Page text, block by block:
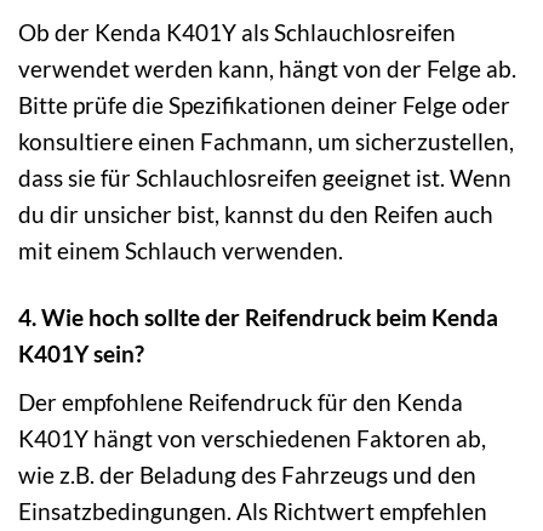
Ob der Kenda K401Y als Schlauchlosreifen
verwendet werden kann, hängt von der Felge ab.
Bitte prüfe die Spezifikationen deiner Felge oder
konsultiere einen Fachmann, um sicherzustellen,
dass sie für Schlauchlosreifen geeignet ist. Wenn
du dir unsicher bist, kannst du den Reifen auch
mit einem Schlauch verwenden.
4. Wie hoch sollte der Reifendruck beim Kenda
K401Y sein?
Der empfohlene Reifendruck für den Kenda
K401Y hängt von verschiedenen Faktoren ab,
wie z.B. der Beladung des Fahrzeugs und den
Einsatzbedingungen. Als Richtwert empfehlen